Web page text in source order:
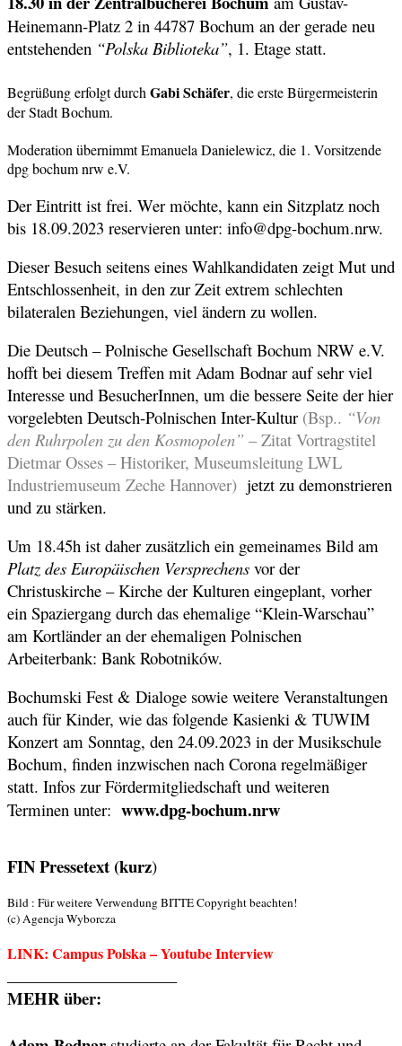
Heinemann-Platz 2 in 44787 Bochum an der gerade neu
entstehenden “Polska Biblioteka”, 1. Etage statt.
Begrüßung erfolgt durch Gabi Schäfer, die erste Bürgermeisterin
der Stadt Bochum.
Moderation übernimmt Emanuela Danielewicz, die 1. Vorsitzende
dpg bochum nrw e.V.
Der Eintritt ist frei. Wer möchte, kann ein Sitzplatz noch
bis 18.09.2023 reservieren unter: info@dpg-bochum.nrw.
Dieser Besuch seitens eines Wahlkandidaten zeigt Mut und
Entschlossenheit, in den zur Zeit extrem schlechten
bilateralen Beziehungen, viel ändern zu wollen.
Die Deutsch – Polnische Gesellschaft Bochum NRW e.V.
hofft bei diesem Treffen mit Adam Bodnar auf sehr viel
Interesse und BesucherInnen, um die bessere Seite der hier
vorgelebten Deutsch-Polnischen Inter-Kultur (Bsp.. “Von
den Ruhrpolen zu den Kosmopolen” – Zitat Vortragstitel
Dietmar Osses – Historiker, Museumsleitung LWL
Industriemuseum Zeche Hannover) jetzt zu demonstrieren
und zu stärken.
Um 18.45h ist daher zusätzlich ein gemeinames Bild am
Platz des Europäischen Versprechens vor der
Christuskirche – Kirche der Kulturen eingeplant, vorher
ein Spaziergang durch das ehemalige “Klein-Warschau”
am Kortländer an der ehemaligen Polnischen
Arbeiterbank: Bank Robotników.
Bochumski Fest & Dialoge sowie weitere Veranstaltungen
auch für Kinder, wie das folgende Kasienki & TUWIM
Konzert am Sonntag, den 24.09.2023 in der Musikschule
Bochum, finden inzwischen nach Corona regelmäßiger
statt. Infos zur Fördermitgliedschaft und weiteren
Terminen unter: www.dpg-bochum.nrw
FIN Pressetext (kurz)
Bild : Für weitere Verwendung BITTE Copyright beachten!
(c) Agencja Wyborcza
LINK: Campus Polska – Youtube Interview
MEHR über: